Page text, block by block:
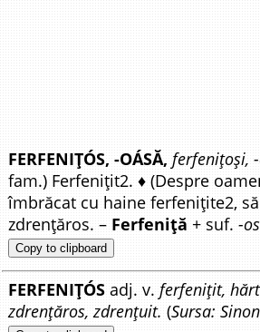
FERFENIȚÓS, -OÁSĂ, ferfenițoși,
fam.) Ferfenițit2. ♦ (Despre
îmbrăcat cu haine ferfenițite2,
zdrențăros. – Ferfeniță + suf.-
Copy to clipboard
FERFENIȚÓS adj. v.ferfenițit,
zdrențăros, zdrențuit. (Sursa: